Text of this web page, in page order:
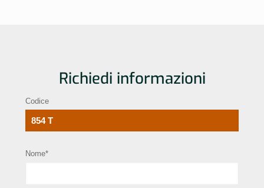
Richiedi informazioni
Codice
Nome*